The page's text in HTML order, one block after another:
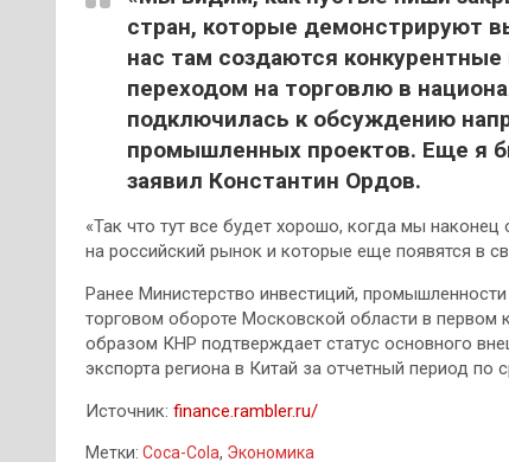
стран, которые демонстрируют
нас там создаются
переходом на торговлю в
подключилась к обсуждению
промышленных проектов. Еще я
заявил Константин Ордов.
«Так что тут все будет хорошо, когда мы
на российский рынок и которые еще появятся в
Ранее Министерство инвестиций,
торговом обороте Московской области в первом
образом КНР подтверждает статус основного
экспорта региона в Китай за отчетный период
Источник: finance.rambler.ru/
Метки: Coca-Cola, Экономика